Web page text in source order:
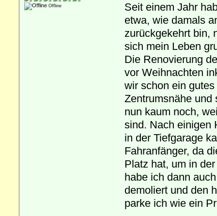
Offline
Seit einem Jahr
etwa, wie damals
zurückgekehrt bin,
sich mein Leben
Die Renovierung
vor Weihnachten
wir schon ein
Zentrumsnähe und
nun kaum noch,
sind. Nach einigen
in der Tiefgarage
Fahranfänger, da
Platz hat, um in
habe ich dann
demoliert und den
parke ich wie ein